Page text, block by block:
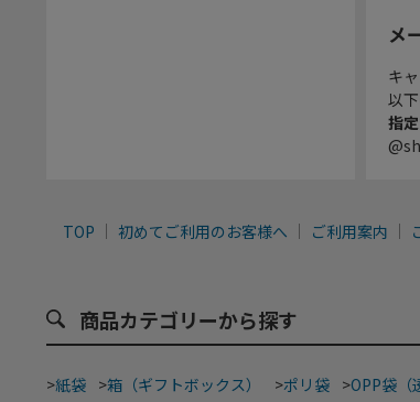
メ
キ
以
指
TOP 初めてご利用のお客様へ ご利用案内
商品カテゴリーから探す
>紙袋 >箱（ギフトボックス） >ポリ袋 >OPP袋（